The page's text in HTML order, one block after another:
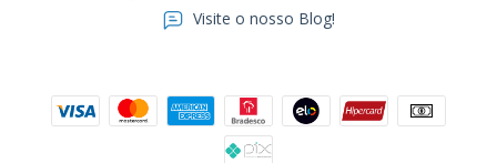
Visite o nosso Blog!